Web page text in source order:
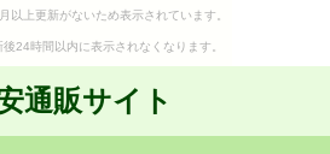
以上更新がないため表示されています。
24時間以内に表示されなくなります。
通販サイト